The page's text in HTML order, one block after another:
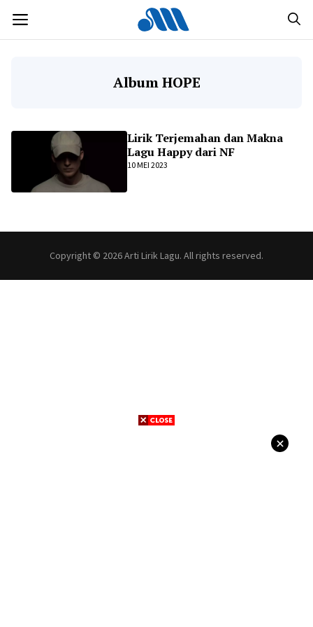
isi
MENU
Album HOPE
Lirik Terjemahan dan Makna
Lagu Happy dari NF
10 MEI 2023
Copyright © 2026 Arti Lirik Lagu. All rights reserved.